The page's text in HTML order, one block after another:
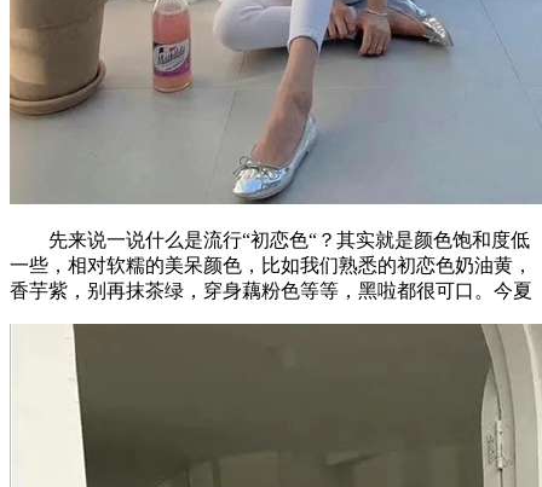
先来说一说什么是流行“初恋色“？其实就是颜色饱和度低
一些，相对软糯的美呆颜色，比如我们熟悉的初恋色奶油黄，
香芋紫，别再抹茶绿，穿身藕粉色等等，黑啦都很可口。今夏